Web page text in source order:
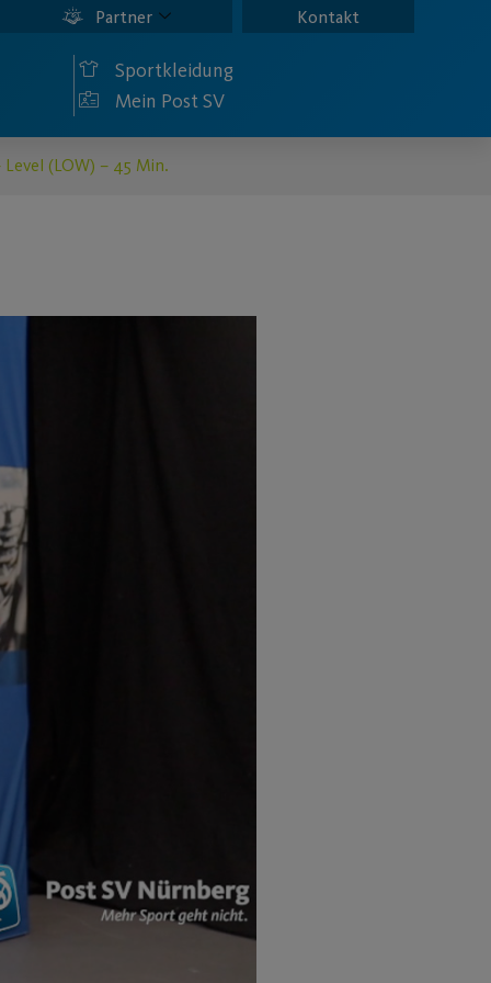
Partner Kontakt
Sportkleidung
Mein Post SV
(LOW) – 45 Min.